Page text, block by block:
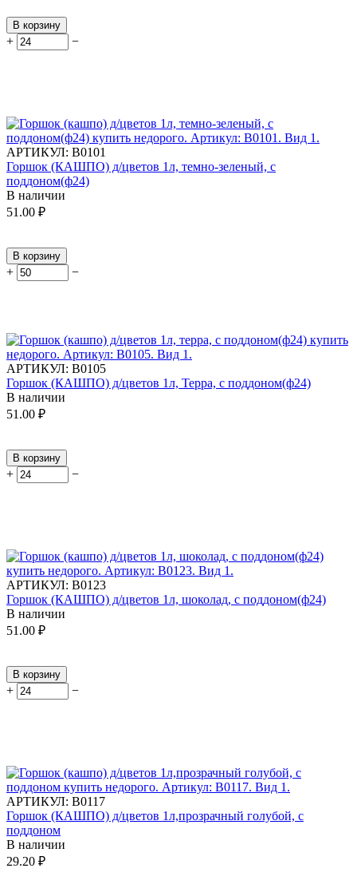
В корзину
+ −
АРТИКУЛ: В0101
Горшок (КАШПО) д/цветов 1л, темно-зеленый, с
поддоном(ф24)
В наличии
51.00 ₽
В корзину
+ −
АРТИКУЛ: В0105
Горшок (КАШПО) д/цветов 1л, Терра, с поддоном(ф24)
В наличии
51.00 ₽
В корзину
+ −
АРТИКУЛ: В0123
Горшок (КАШПО) д/цветов 1л, шоколад, с поддоном(ф24)
В наличии
51.00 ₽
В корзину
+ −
АРТИКУЛ: В0117
Горшок (КАШПО) д/цветов 1л,прозрачный голубой, с
поддоном
В наличии
29.20 ₽